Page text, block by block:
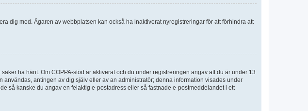
dig med. Ägaren av webbplatsen kan också ha inaktiverat nyregistreringar för att förhindra att
ha hänt. Om COPPA-stöd är aktiverat och du under registreringen angav att du är under 13
antingen av dig själv eller av an administratör; denna information visades under
så kanske du angav en felaktig e-postadress eller så fastnade e-postmeddelandet i ett